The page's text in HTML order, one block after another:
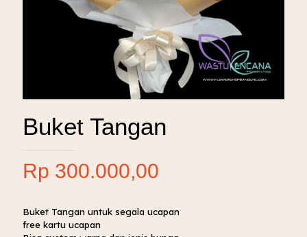
Buket Tangan
Rp 300.000,00
Buket Tangan untuk segala ucapan
free kartu ucapan